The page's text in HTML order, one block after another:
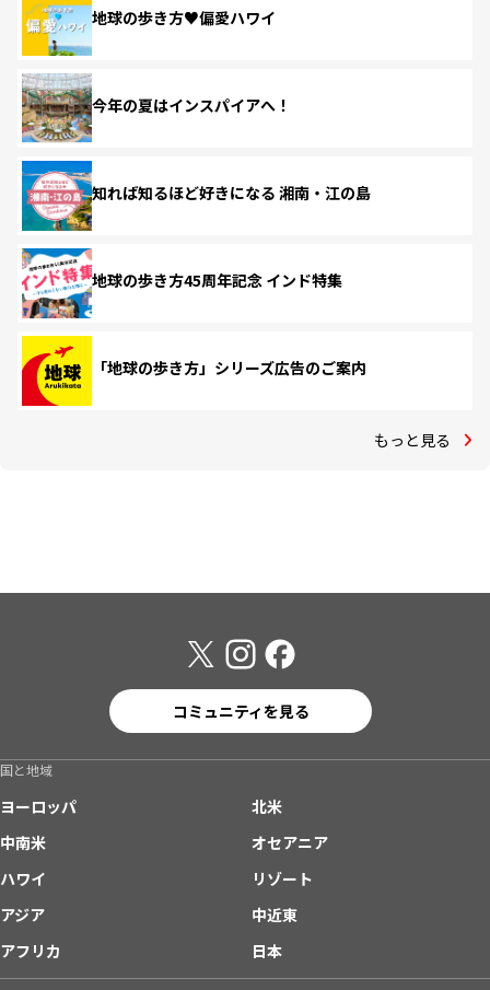
地球の歩き方♥偏愛ハワイ
今年の夏はインスパイアへ！
知れば知るほど好きになる 湘南・江の島
地球の歩き方45周年記念 インド特集
「地球の歩き方」シリーズ広告のご案内
もっと見る
コミュニティを見る
国と地域
ヨーロッパ
北米
中南米
オセアニア
ハワイ
リゾート
アジア
中近東
アフリカ
日本